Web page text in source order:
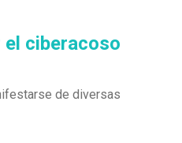
ciberacoso
de diversas